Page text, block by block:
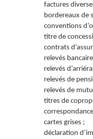
factures
bordereaux de
conventions
titre de
contrats
relevés
relevés
relevés de
relevés de
titres de
cartes grises ;
déclaration